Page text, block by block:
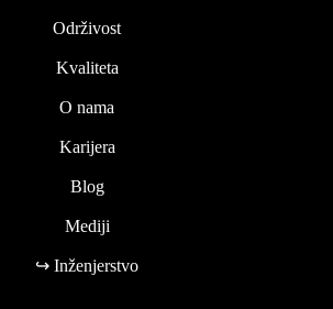
Održivost
Kvaliteta
O nama
Karijera
Blog
Mediji
↪ Inženjerstvo